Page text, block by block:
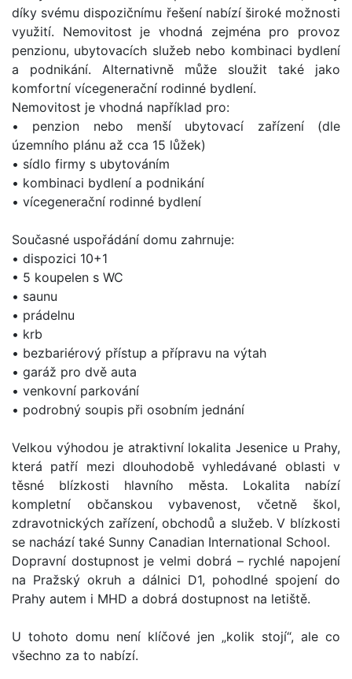
díky svému dispozičnímu řešení nabízí široké možnosti
využití. Nemovitost je vhodná zejména pro provoz
penzionu, ubytovacích služeb nebo kombinaci bydlení
a podnikání. Alternativně může sloužit také jako
komfortní vícegenerační rodinné bydlení.
Nemovitost je vhodná například pro:
• penzion nebo menší ubytovací zařízení (dle
územního plánu až cca 15 lůžek)
• sídlo firmy s ubytováním
• kombinaci bydlení a podnikání
• vícegenerační rodinné bydlení
Současné uspořádání domu zahrnuje:
• dispozici 10+1
• 5 koupelen s WC
• saunu
• prádelnu
• krb
• bezbariérový přístup a přípravu na výtah
• garáž pro dvě auta
• venkovní parkování
• podrobný soupis při osobním jednání
Velkou výhodou je atraktivní lokalita Jesenice u Prahy,
která patří mezi dlouhodobě vyhledávané oblasti v
těsné blízkosti hlavního města. Lokalita nabízí
kompletní občanskou vybavenost, včetně škol,
zdravotnických zařízení, obchodů a služeb. V blízkosti
se nachází také Sunny Canadian International School.
Dopravní dostupnost je velmi dobrá – rychlé napojení
na Pražský okruh a dálnici D1, pohodlné spojení do
Prahy autem i MHD a dobrá dostupnost na letiště.
U tohoto domu není klíčové jen „kolik stojí“, ale co
všechno za to nabízí.